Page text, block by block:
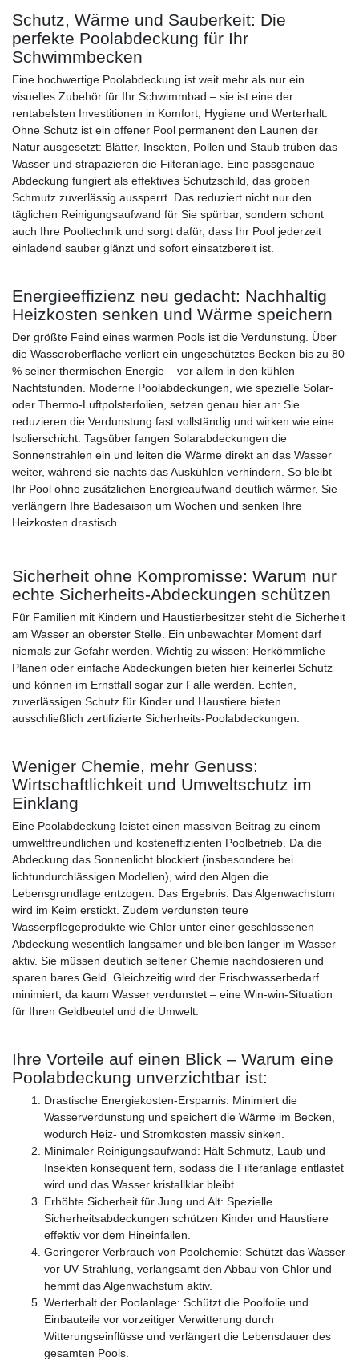
Schutz, Wärme und Sauberkeit: Die
perfekte Poolabdeckung für Ihr
Schwimmbecken
Eine hochwertige Poolabdeckung ist weit mehr als nur ein
visuelles Zubehör für Ihr Schwimmbad – sie ist eine der
rentabelsten Investitionen in Komfort, Hygiene und Werterhalt.
Ohne Schutz ist ein offener Pool permanent den Launen der
Natur ausgesetzt: Blätter, Insekten, Pollen und Staub trüben das
Wasser und strapazieren die Filteranlage. Eine passgenaue
Abdeckung fungiert als effektives Schutzschild, das groben
Schmutz zuverlässig aussperrt. Das reduziert nicht nur den
täglichen Reinigungsaufwand für Sie spürbar, sondern schont
auch Ihre Pooltechnik und sorgt dafür, dass Ihr Pool jederzeit
einladend sauber glänzt und sofort einsatzbereit ist.
Energieeffizienz neu gedacht: Nachhaltig
Heizkosten senken und Wärme speichern
Der größte Feind eines warmen Pools ist die Verdunstung. Über
die Wasseroberfläche verliert ein ungeschütztes Becken bis zu 80
% seiner thermischen Energie – vor allem in den kühlen
Nachtstunden. Moderne Poolabdeckungen, wie spezielle Solar-
oder Thermo-Luftpolsterfolien, setzen genau hier an: Sie
reduzieren die Verdunstung fast vollständig und wirken wie eine
Isolierschicht. Tagsüber fangen Solarabdeckungen die
Sonnenstrahlen ein und leiten die Wärme direkt an das Wasser
weiter, während sie nachts das Auskühlen verhindern. So bleibt
Ihr Pool ohne zusätzlichen Energieaufwand deutlich wärmer, Sie
verlängern Ihre Badesaison um Wochen und senken Ihre
Heizkosten drastisch.
Sicherheit ohne Kompromisse: Warum nur
echte Sicherheits-Abdeckungen schützen
Für Familien mit Kindern und Haustierbesitzer steht die Sicherheit
am Wasser an oberster Stelle. Ein unbewachter Moment darf
niemals zur Gefahr werden. Wichtig zu wissen: Herkömmliche
Planen oder einfache Abdeckungen bieten hier keinerlei Schutz
und können im Ernstfall sogar zur Falle werden. Echten,
zuverlässigen Schutz für Kinder und Haustiere bieten
ausschließlich zertifizierte Sicherheits-Poolabdeckungen.
Weniger Chemie, mehr Genuss:
Wirtschaftlichkeit und Umweltschutz im
Einklang
Eine Poolabdeckung leistet einen massiven Beitrag zu einem
umweltfreundlichen und kosteneffizienten Poolbetrieb. Da die
Abdeckung das Sonnenlicht blockiert (insbesondere bei
lichtundurchlässigen Modellen), wird den Algen die
Lebensgrundlage entzogen. Das Ergebnis: Das Algenwachstum
wird im Keim erstickt. Zudem verdunsten teure
Wasserpflegeprodukte wie Chlor unter einer geschlossenen
Abdeckung wesentlich langsamer und bleiben länger im Wasser
aktiv. Sie müssen deutlich seltener Chemie nachdosieren und
sparen bares Geld. Gleichzeitig wird der Frischwasserbedarf
minimiert, da kaum Wasser verdunstet – eine Win-win-Situation
für Ihren Geldbeutel und die Umwelt.
Ihre Vorteile auf einen Blick – Warum eine
Poolabdeckung unverzichtbar ist:
Drastische Energiekosten-Ersparnis: Minimiert die
Wasserverdunstung und speichert die Wärme im Becken,
wodurch Heiz- und Stromkosten massiv sinken.
Minimaler Reinigungsaufwand: Hält Schmutz, Laub und
Insekten konsequent fern, sodass die Filteranlage entlastet
wird und das Wasser kristallklar bleibt.
Erhöhte Sicherheit für Jung und Alt: Spezielle
Sicherheitsabdeckungen schützen Kinder und Haustiere
effektiv vor dem Hineinfallen.
Geringerer Verbrauch von Poolchemie: Schützt das Wasser
vor UV-Strahlung, verlangsamt den Abbau von Chlor und
hemmt das Algenwachstum aktiv.
Werterhalt der Poolanlage: Schützt die Poolfolie und
Einbauteile vor vorzeitiger Verwitterung durch
Witterungseinflüsse und verlängert die Lebensdauer des
gesamten Pools.